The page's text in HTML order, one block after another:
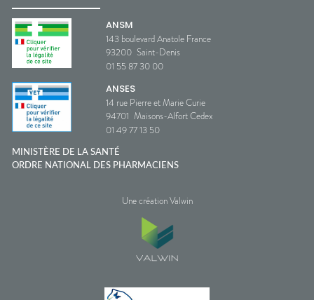
ANSM
143 boulevard Anatole France
93200 Saint-Denis
01 55 87 30 00
ANSES
14 rue Pierre et Marie Curie
94701 Maisons-Alfort Cedex
01 49 77 13 50
MINISTÈRE DE LA SANTÉ
ORDRE NATIONAL DES PHARMACIENS
Une création Valwin